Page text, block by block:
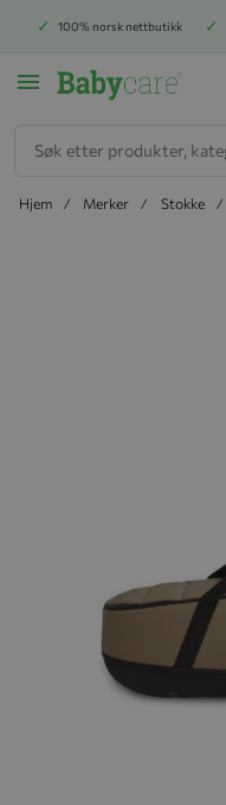
100% norsk nettbutikk
Hjem Merker Stokke